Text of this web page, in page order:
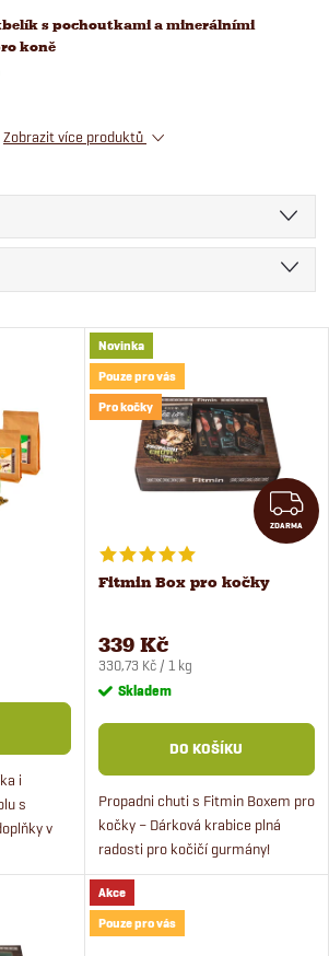
s pochoutkami a minerálními
koně
Zobrazit více produktů
i
s
v
i
Novinka
Pouze pro vás
Pro kočky
ZDARMA
Fitmin Box pro kočky
339 Kč
Měrná
cena:
330,73 Kč / 1 kg
Skladem
DO KOŠÍKU
Propadni chuti s Fitmin Boxem pro
kočky – Dárková krabice plná
radosti pro kočičí gurmány!
Krabice obsahuje krmivo,
kapsičky a pamlsky pro kočky.
Akce
Pouze pro vás